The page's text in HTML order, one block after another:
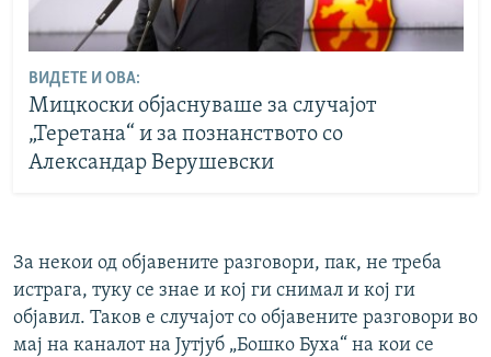
ВИДЕТЕ И ОВА:
Мицкоски објаснуваше за случајот
„Теретана“ и за познанството со
Александар Верушевски
За некои од објавените разговори, пак, не треба
истрага, туку се знае и кој ги снимал и кој ги
објавил. Таков е случајот со објавените разговори во
мај на каналот на Јутјуб „Бошко Буха“ на кои се